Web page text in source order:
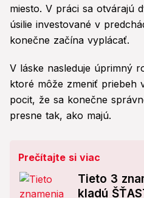
miesto. V práci sa otvárajú
úsilie investované v
konečne začína vyplácať.
V láske nasleduje úprimný
ktoré môže zmeniť priebeh
pocit, že sa konečne
presne tak, ako majú.
Prečítajte si viac
Tieto 3
kladú